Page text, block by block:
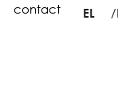
contact EL